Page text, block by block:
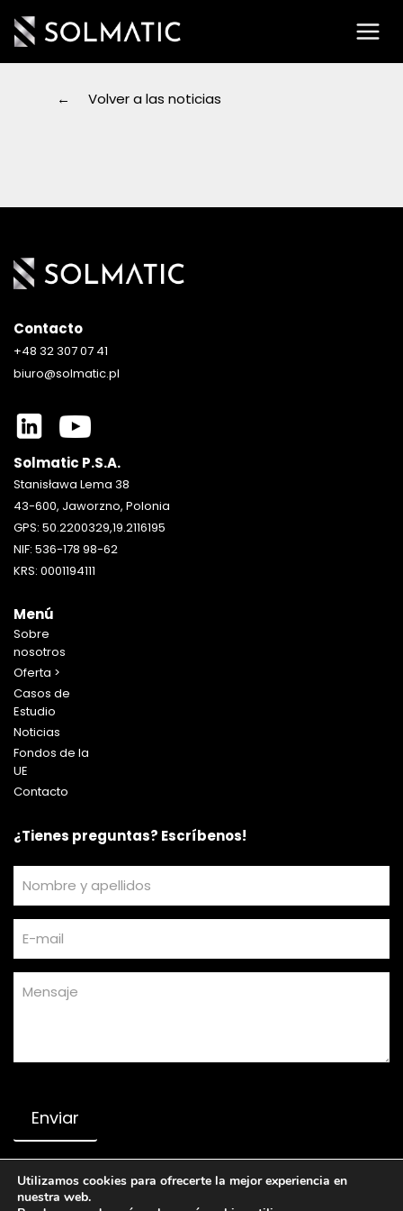
contenido
Volver a las noticias
Contacto
+48 32 307 07 41
biuro@solmatic.pl
Solmatic P.S.A.
Stanisława Lema 38
43-600, Jaworzno, Polonia
GPS: 50.2200329,19.2116195
NIF: 536-178 98-62
KRS: 0001194111
Menú
Sobre
nosotros
Oferta
Casos de
Estudio
Noticias
Fondos de la
UE
Contacto
¿Tienes preguntas? Escríbenos!
Utilizamos cookies para ofrecerte la mejor experiencia en
nuestra web.